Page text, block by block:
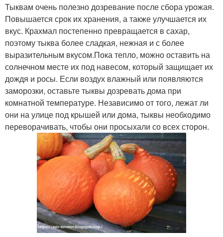
Тыквам очень полезно дозревание после сбора урожая.
Повышается срок их хранения, а также улучшается их
вкус. Крахмал постепенно превращается в сахар,
поэтому тыква более сладкая, нежная и с более
выразительным вкусом.Пока тепло, можно оставить на
солнечном месте их под навесом, который защищает их
дождя и росы. Если воздух влажный или появляются
заморозки, оставьте тыквы дозревать дома при
комнатной температуре. Независимо от того, лежат ли
они на улице под крышей или дома, тыквы необходимо
переворачивать, чтобы они просыхали со всех сторон.